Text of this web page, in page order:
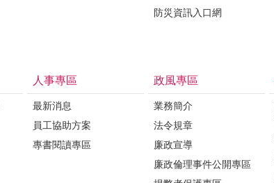
防災資訊入口網
人事專區
最新消息
員工協助方案
專書閱讀專區
政風專區
業務簡介
法令規章
廉政宣導
廉政倫理事件公開專區